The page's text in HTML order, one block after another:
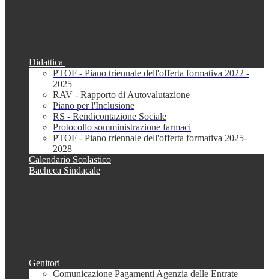
Didattica
PTOF - Piano triennale dell'offerta formativa 2022 -
2025
RAV - Rapporto di Autovalutazione
Piano per l'Inclusione
RS - Rendicontazione Sociale
Protocollo somministrazione farmaci
PTOF - Piano triennale dell'offerta formativa 2025-
2028
Calendario Scolastico
Bacheca Sindacale
Genitori
Comunicazione Pagamenti Agenzia delle Entrate